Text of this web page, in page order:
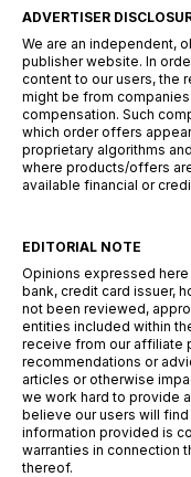
ADVERTISER
We are an independent,
publisher website. In
content to our users, the
might be from
compensation. Such
which order offers
proprietary algorithms
where products/offers
available financial or
EDITORIAL NOTE
Opinions expressed
bank, credit card issuer,
not been reviewed,
entities included within
receive from our affiliate
recommendations or
articles or otherwise
we work hard to provide
believe our users will
information provided is
warranties in connection
thereof.